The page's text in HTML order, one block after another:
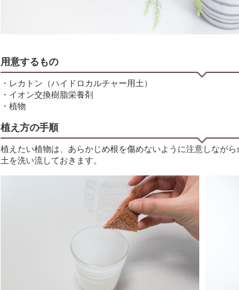
用意するもの
・レカトン（ハイドロカルチャー用土）
・イオン交換樹脂栄養剤
・植物
植え方の手順
植えたい植物は、あらかじめ根を傷めないように注意しなが
土を洗い流しておきます。